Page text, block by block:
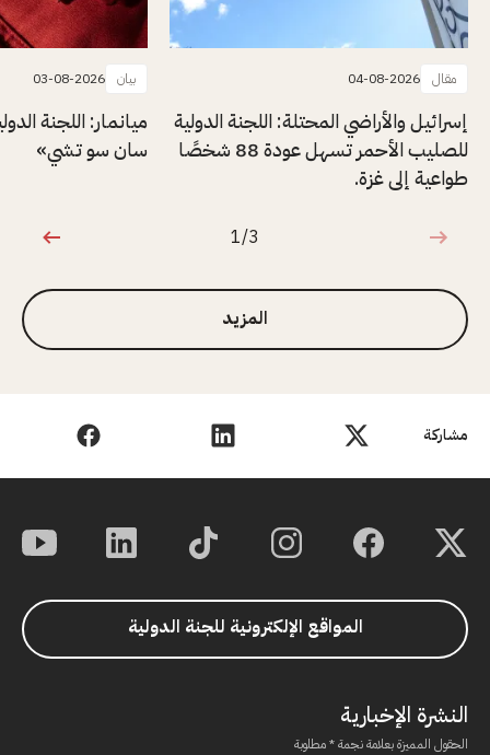
مشاركة
مقال 04-08-2026
إسرائيل والأراضي المحتلة: اللجنة الدولية
للصليب الأحمر تسهل عودة 88 شخصًا
طواعية إلى غزة.
بيان 03-08-2026
ميانمار: اللجنة
سان سو تشي»
1 من 3
1/3
المزيد
المواقع الإلكترونية للجنة الدولية
النشرة الإخبارية
الحقول المميزة بعلامة نجمة * مطلوبة